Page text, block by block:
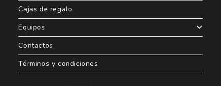
Cajas de regalo
Equipos
Contactos
Términos y condiciones